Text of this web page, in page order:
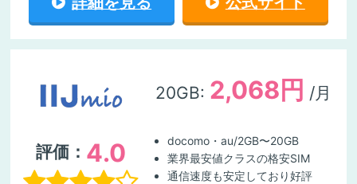
20GB: 2,068円 /月
評価： 4.0
docomo・au/2GB〜20GB
業界最安値クラスの格安SIM
通信速度も安定しており好評